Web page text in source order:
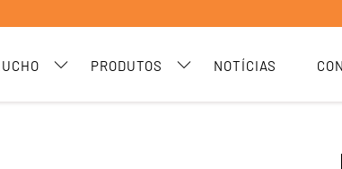
PRODUTOS NOTÍCIAS